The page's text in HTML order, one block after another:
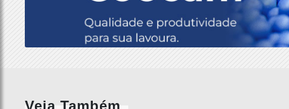
Veja Também